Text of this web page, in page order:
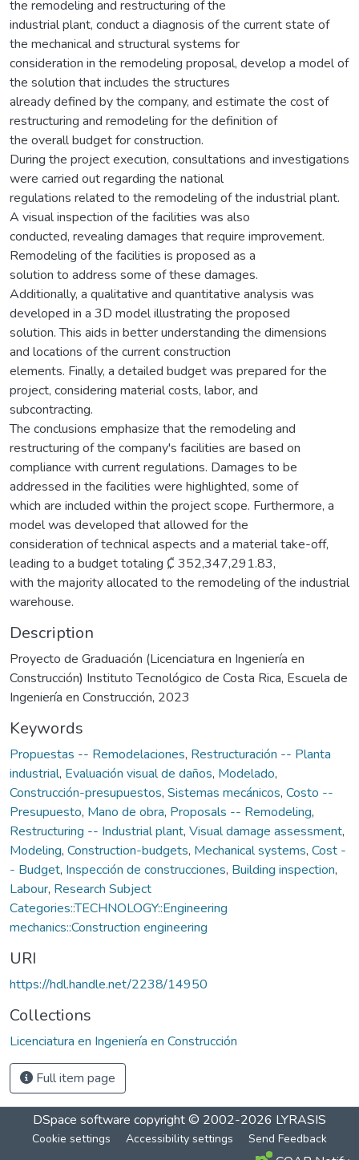
the remodeling and restructuring of the
industrial plant, conduct a diagnosis of the current state of
the mechanical and structural systems for
consideration in the remodeling proposal, develop a model of
the solution that includes the structures
already defined by the company, and estimate the cost of
restructuring and remodeling for the definition of
the overall budget for construction.
During the project execution, consultations and investigations
were carried out regarding the national
regulations related to the remodeling of the industrial plant.
A visual inspection of the facilities was also
conducted, revealing damages that require improvement.
Remodeling of the facilities is proposed as a
solution to address some of these damages.
Additionally, a qualitative and quantitative analysis was
developed in a 3D model illustrating the proposed
solution. This aids in better understanding the dimensions
and locations of the current construction
elements. Finally, a detailed budget was prepared for the
project, considering material costs, labor, and
subcontracting.
The conclusions emphasize that the remodeling and
restructuring of the company's facilities are based on
compliance with current regulations. Damages to be
addressed in the facilities were highlighted, some of
which are included within the project scope. Furthermore, a
model was developed that allowed for the
consideration of technical aspects and a material take-off,
leading to a budget totaling ₡ 352,347,291.83,
with the majority allocated to the remodeling of the industrial
warehouse.
Description
Proyecto de Graduación (Licenciatura en Ingeniería en
Construcción) Instituto Tecnológico de Costa Rica, Escuela de
Ingeniería en Construcción, 2023
Keywords
Propuestas -- Remodelaciones, Restructuración -- Planta
industrial, Evaluación visual de daños, Modelado,
Construcción-presupuestos, Sistemas mecánicos, Costo --
Presupuesto, Mano de obra, Proposals -- Remodeling,
Restructuring -- Industrial plant, Visual damage assessment,
Modeling, Construction-budgets, Mechanical systems, Cost -
- Budget, Inspección de construcciones, Building inspection,
Labour, Research Subject
Categories::TECHNOLOGY::Engineering
mechanics::Construction engineering
URI
https://hdl.handle.net/2238/14950
Collections
Licenciatura en Ingeniería en Construcción
Full item page
DSpace software copyright © 2002-2026 LYRASIS
Cookie settings Accessibility settings Send Feedback